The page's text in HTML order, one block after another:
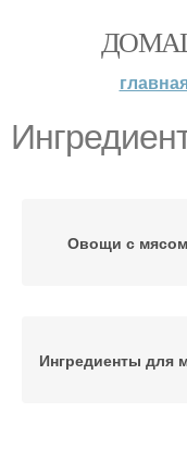
Овощи с мясом
Ингредиенты для